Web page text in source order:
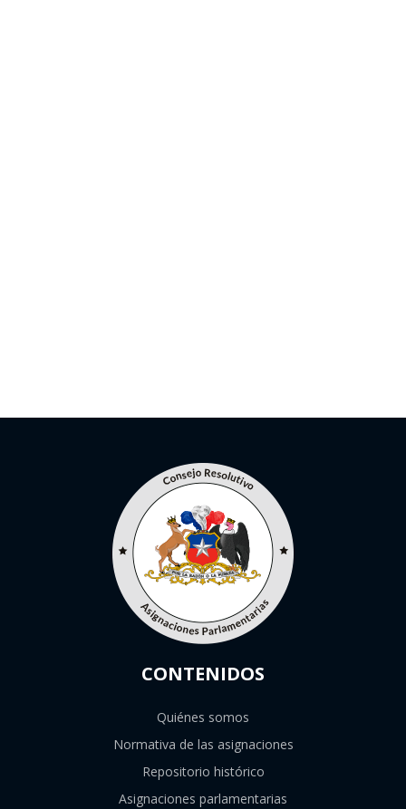
CONTENIDOS
Quiénes somos
Normativa de las asignaciones
Repositorio histórico
Asignaciones parlamentarias